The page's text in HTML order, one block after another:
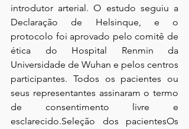
introdutor arterial. O estudo seguiu a
Declaração de Helsinque, e o
protocolo foi aprovado pelo comitê de
ética do Hospital Renmin da
Universidade de Wuhan e pelos centros
participantes. Todos os pacientes ou
seus representantes assinaram o termo
de consentimento livre e
esclarecido.Seleção dos pacientesOs